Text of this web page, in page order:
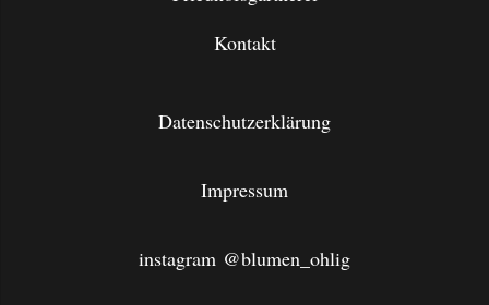
Kontakt
Datenschutzerklärung
Impressum
instagram @blumen_ohlig